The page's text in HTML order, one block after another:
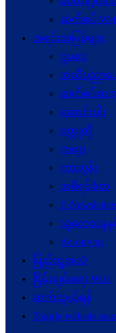
ဆက်စပ်
အရင်းအမြစ်များ
ဥပဒေ
အသိပညာပ
ဆက်စပ်စာအု
ဆောင်းပါး
ဝတ္ထုတို
ကဗျာ
ကာတွန်း
အစီရင်ခံစာ
E-
သုတေသနနှ
Acronyms
ပြည်သူ့အသံ
ငြိမ်းချမ်းရေး Wiki
ဆက်သွယ်ရန်
Toggle website